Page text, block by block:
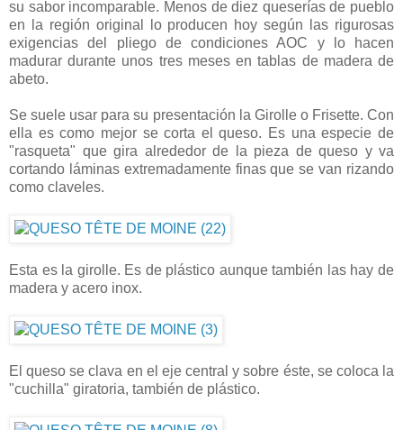
su sabor incomparable. Menos de diez queserías de pueblo
en la región original lo producen hoy según las rigurosas
exigencias del pliego de condiciones AOC y lo hacen
madurar durante unos tres meses en tablas de madera de
abeto.
Se suele usar para su presentación la Girolle o Frisette. Con
ella es como mejor se corta el queso. Es una especie de
"rasqueta" que gira alrededor de la pieza de queso y va
cortando láminas extremadamente finas que se van rizando
como claveles.
Esta es la girolle. Es de plástico aunque también las hay de
madera y acero inox.
El queso se clava en el eje central y sobre éste, se coloca la
"cuchilla" giratoria, también de plástico.